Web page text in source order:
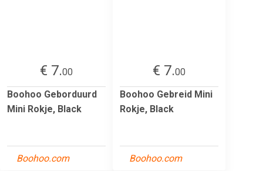
€ 7.00
Boohoo Geborduurd
Mini Rokje, Black
Boohoo.com
€ 7.00
Boohoo Gebreid Mini
Rokje, Black
Boohoo.com